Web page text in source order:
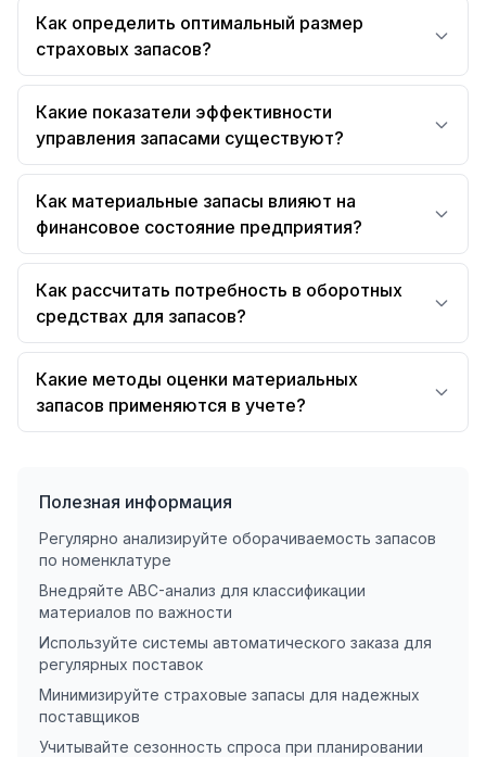
Как определить оптимальный размер
страховых запасов?
Какие показатели эффективности
управления запасами существуют?
Как материальные запасы влияют на
финансовое состояние предприятия?
Как рассчитать потребность в оборотных
средствах для запасов?
Какие методы оценки материальных
запасов применяются в учете?
Полезная информация
Регулярно анализируйте оборачиваемость запасов
по номенклатуре
Внедряйте ABC-анализ для классификации
материалов по важности
Используйте системы автоматического заказа для
регулярных поставок
Минимизируйте страховые запасы для надежных
поставщиков
Учитывайте сезонность спроса при планировании